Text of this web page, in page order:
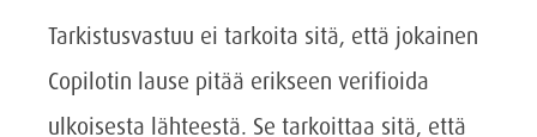
Tarkistusvastuu ei tarkoita sitä, että jokainen
Copilotin lause pitää erikseen verifioida
ulkoisesta lähteestä. Se tarkoittaa sitä, että